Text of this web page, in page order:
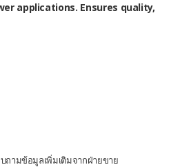
applications. Ensures quality,
ถามข้อมูลเพิ่มเติมจากฝ่ายขาย